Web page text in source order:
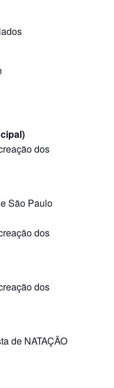
dos
São Paulo
dos
dos
de NATAÇÃO